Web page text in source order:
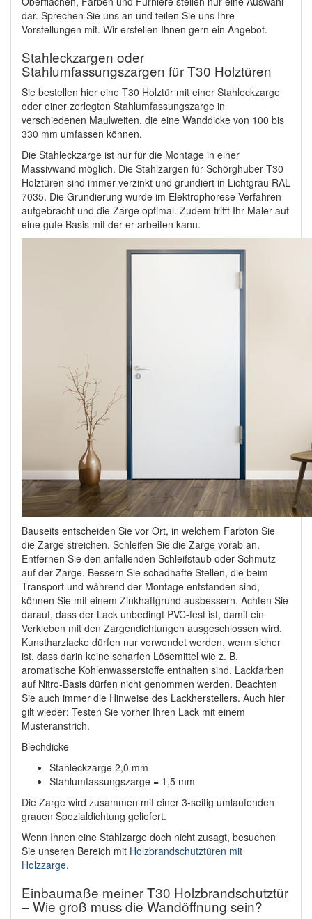
dar. Sprechen Sie uns an und teilen Sie uns Ihre
Vorstellungen mit. Wir erstellen Ihnen gern ein Angebot.
Stahleckzargen oder
Stahlumfassungszargen für T30 Holztüren
Sie bestellen hier eine T30 Holztür mit einer Stahleckzarge
oder einer zerlegten Stahlumfassungszarge in
verschiedenen Maulweiten, die eine Wanddicke von 100 bis
330 mm umfassen können.
Die Stahleckzarge ist nur für die Montage in einer
Massivwand möglich. Die Stahlzargen für Schörghuber T30
Holztüren sind immer verzinkt und grundiert in Lichtgrau RAL
7035. Die Grundierung wurde im Elektrophorese-Verfahren
aufgebracht und die Zarge optimal. Zudem trifft Ihr Maler auf
eine gute Basis mit der er arbeiten kann.
Bauseits entscheiden Sie vor Ort, in welchem Farbton Sie
die Zarge streichen. Schleifen Sie die Zarge vorab an.
Entfernen Sie den anfallenden Schleifstaub oder Schmutz
auf der Zarge. Bessern Sie schadhafte Stellen, die beim
Transport und während der Montage entstanden sind,
können Sie mit einem Zinkhaftgrund ausbessern. Achten Sie
darauf, dass der Lack unbedingt PVC-fest ist, damit ein
Verkleben mit den Zargendichtungen ausgeschlossen wird.
Kunstharzlacke dürfen nur verwendet werden, wenn sicher
ist, dass darin keine scharfen Lösemittel wie z. B.
aromatische Kohlenwasserstoffe enthalten sind. Lackfarben
auf Nitro-Basis dürfen nicht genommen werden. Beachten
Sie auch immer die Hinweise des Lackherstellers. Auch hier
gilt wieder: Testen Sie vorher Ihren Lack mit einem
Musteranstrich.
Blechdicke
Stahleckzarge 2,0 mm
Stahlumfassungszarge = 1,5 mm
Die Zarge wird zusammen mit einer 3-seitig umlaufenden
grauen Spezialdichtung geliefert.
Wenn Ihnen eine Stahlzarge doch nicht zusagt, besuchen
Sie unseren Bereich mit Holzbrandschutztüren mit
Holzzarge.
Einbaumaße meiner T30 Holzbrandschutztür
– Wie groß muss die Wandöffnung sein?